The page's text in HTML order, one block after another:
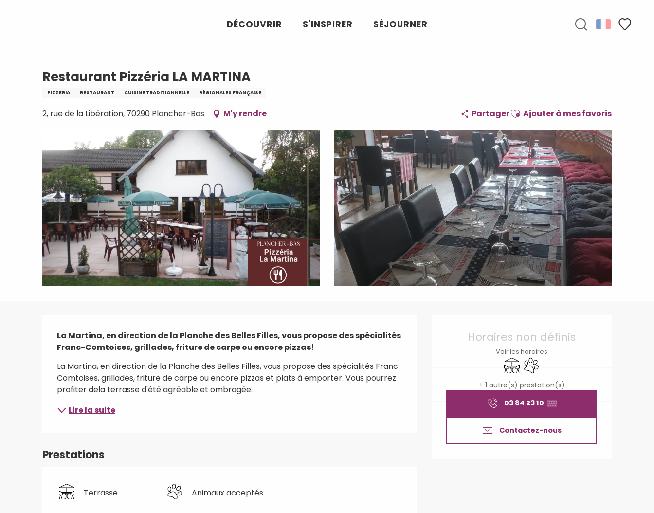
DÉCOUVRIR S'INSPIRER SÉJOURNER
Restaurant Pizzéria LA MARTINA
PIZZERIA RESTAURANT CUISINE TRADITIONNELLE RÉGIONALES FRANÇAISE
2, rue de la Libération, 70290 Plancher-Bas M'y rendre PartagerAjouter aux favoris
Ajouter à mes favoris
Ouverture et
Horaires non définis
Voir les horaires
TerrasseAnimaux acceptés
+ 1 autre(s) prestation(s)
03 84 23 10 ▒▒
Contactez-nous
Description
La Martina, en direction de la Planche des Belles Filles, vous propose des spécialités
Franc-Comtoises, grillades, friture de carpe ou encore pizzas!
La Martina, en direction de la Planche des Belles Filles, vous propose des spécialités Franc-
Comtoises, grillades, friture de carpe ou encore pizzas et plats à emporter. Vous pourrez
profiter dela terrasse d'été agréable et ombragée.
Lire la suite
Prestations
Terrasse Animaux acceptés